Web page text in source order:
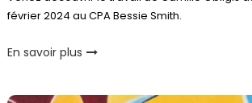
février 2024 au CPA Bessie Smith.
En savoir plus